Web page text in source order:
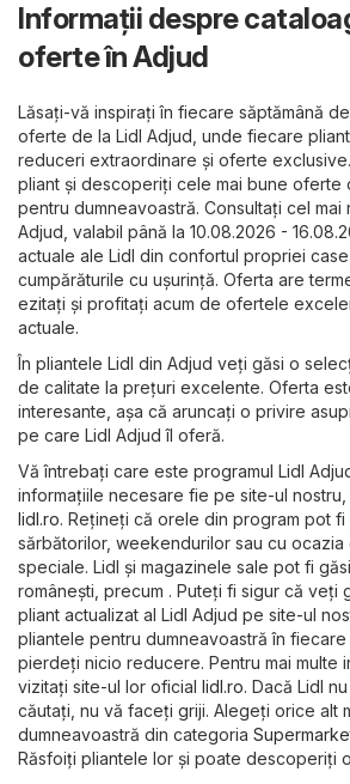
Informații despre
oferte în Adjud
Lăsați-vă inspirați în fiecare săptămână
oferte de la Lidl Adjud, unde fiecare
reduceri extraordinare și oferte
pliant și descoperiți cele mai bune oferte
pentru dumneavoastră. Consultați cel mai
Adjud, valabil până la 10.08.2026 -
actuale ale Lidl din confortul propriei
cumpărăturile cu ușurință. Oferta are
ezitați și profitați acum de ofertele
actuale.
În pliantele Lidl din Adjud veți găsi o
de calitate la prețuri excelente. Oferta
interesante, așa că aruncați o privire
pe care Lidl Adjud îl oferă.
Vă întrebați care este programul Lidl
informațiile necesare fie pe site-ul
lidl.ro. Rețineți că orele din program pot fi
sărbătorilor, weekendurilor sau cu
speciale. Lidl și magazinele sale pot fi
românești, precum . Puteți fi sigur că veți
pliant actualizat al Lidl Adjud pe site-ul
pliantele pentru dumneavoastră în
pierdeți nicio reducere. Pentru mai multe
vizitați site-ul lor oficial lidl.ro. Dacă Lidl
căutați, nu vă faceți griji. Alegeți orice alt
dumneavoastră din categoria
Răsfoiți pliantele lor și poate descoperiți